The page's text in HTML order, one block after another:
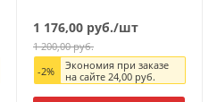
1 176,00 руб./шт
1 200,00руб.
-2%
Экономия при заказе
на сайте 24,00руб.